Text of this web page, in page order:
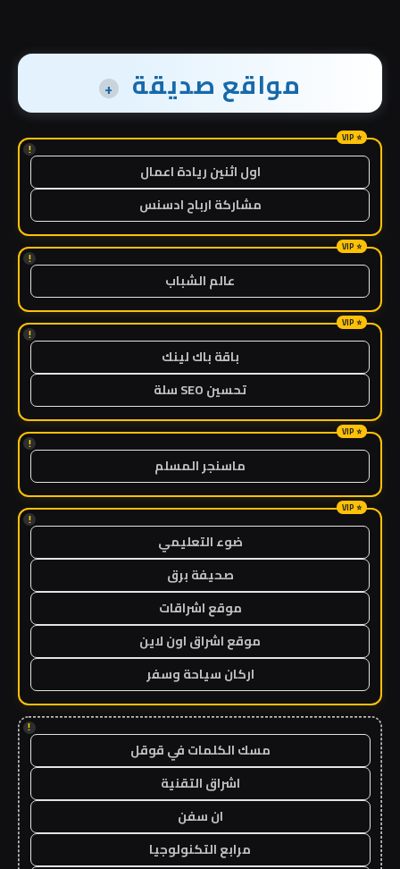
مواقع صديقة +
!
اول اثنين ريادة اعمال
مشاركة ارباح ادسنس
!
عالم الشباب
!
باقة باك لينك
تحسين SEO سلة
!
ماسنجر المسلم
!
ضوء التعليمي
صحيفة برق
موقع اشراقات
موقع اشراق اون لاين
اركان سياحة وسفر
!
مسك الكلمات في قوقل
اشراق التقنية
ان سفن
مرابع التكنولوجيا